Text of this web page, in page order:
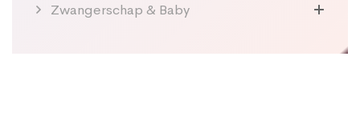
Zwangerschap & Baby